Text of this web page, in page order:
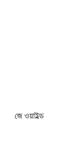
জে ওয়াইল্ড